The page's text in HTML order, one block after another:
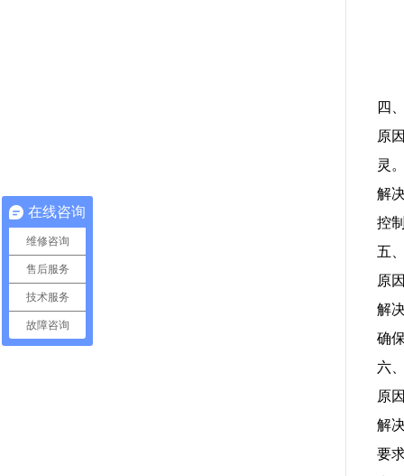
四
原
灵。
解
控
五
原
解
确
六
原
解
要求
在线咨询
维修咨询
售后服务
技术服务
故障咨询